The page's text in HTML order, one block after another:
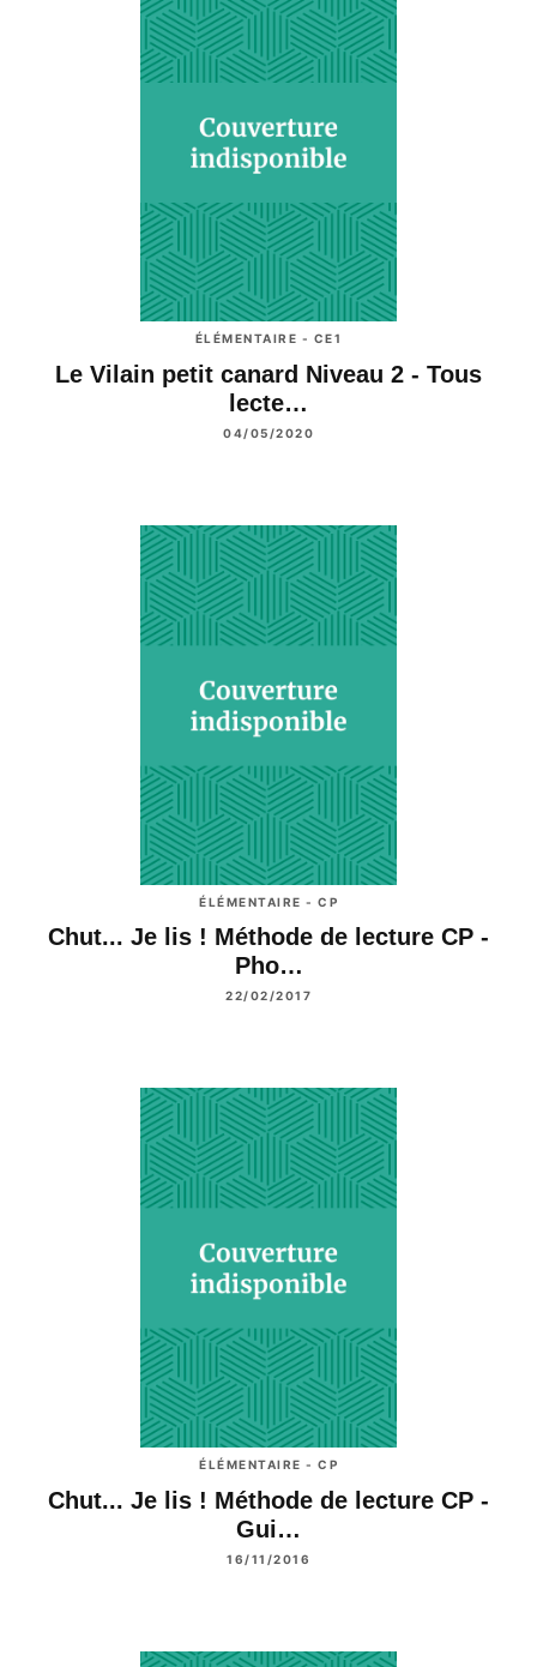
ÉLÉMENTAIRE - CE1
Le Vilain petit canard Niveau 2 - Tous
lecte…
04/05/2020
ÉLÉMENTAIRE - CP
Chut... Je lis ! Méthode de lecture CP -
Pho…
22/02/2017
ÉLÉMENTAIRE - CP
Chut... Je lis ! Méthode de lecture CP -
Gui…
16/11/2016